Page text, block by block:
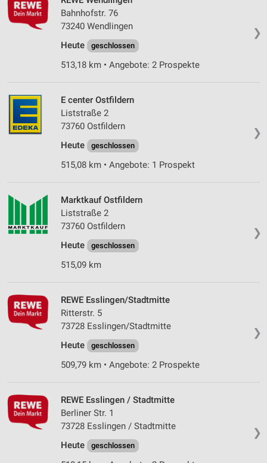
❯
Bahnhofstr. 76
73240 Wendlingen
Heute
geschlossen
513,18 km • Angebote: 2 Prospekte
❯
E center Ostfildern
Liststraße 2
73760 Ostfildern
Heute
geschlossen
515,08 km • Angebote: 1 Prospekt
❯
Marktkauf Ostfildern
Liststraße 2
73760 Ostfildern
Heute
geschlossen
515,09 km
❯
REWE Esslingen/Stadtmitte
Ritterstr. 5
73728 Esslingen/Stadtmitte
Heute
geschlossen
509,79 km • Angebote: 2 Prospekte
❯
REWE Esslingen / Stadtmitte
Berliner Str. 1
73728 Esslingen / Stadtmitte
Heute
geschlossen